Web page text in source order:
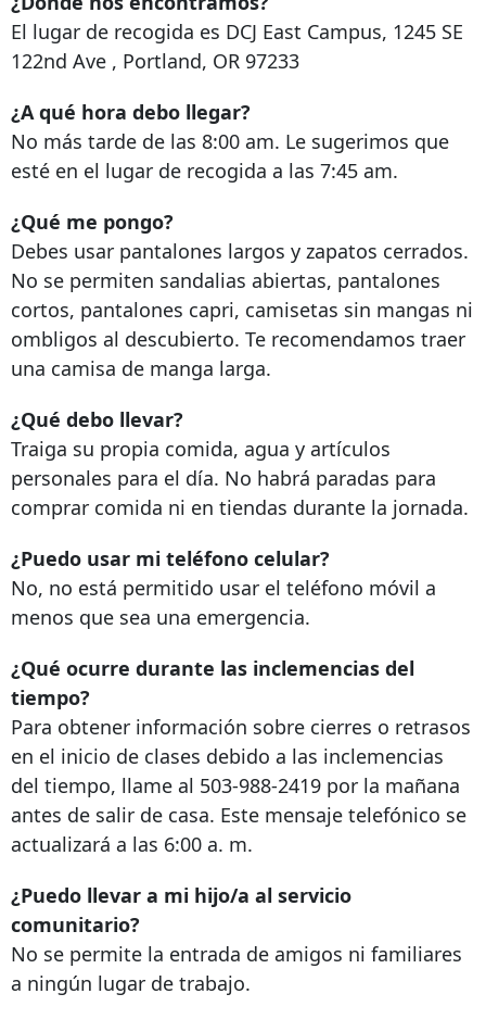
El lugar de recogida es DCJ East Campus, 1245 SE
122nd Ave , Portland, OR 97233
¿A qué hora debo llegar?
No más tarde de las 8:00 am. Le sugerimos que
esté en el lugar de recogida a las 7:45 am.
¿Qué me pongo?
Debes usar pantalones largos y zapatos cerrados.
No se permiten sandalias abiertas, pantalones
cortos, pantalones capri, camisetas sin mangas ni
ombligos al descubierto. Te recomendamos traer
una camisa de manga larga.
¿Qué debo llevar?
Traiga su propia comida, agua y artículos
personales para el día. No habrá paradas para
comprar comida ni en tiendas durante la jornada.
¿Puedo usar mi teléfono celular?
No, no está permitido usar el teléfono móvil a
menos que sea una emergencia.
¿Qué ocurre durante las inclemencias del
tiempo?
Para obtener información sobre cierres o retrasos
en el inicio de clases debido a las inclemencias
del tiempo, llame al 503-988-2419 por la mañana
antes de salir de casa. Este mensaje telefónico se
actualizará a las 6:00 a. m.
¿Puedo llevar a mi hijo/a al servicio
comunitario?
No se permite la entrada de amigos ni familiares
a ningún lugar de trabajo.